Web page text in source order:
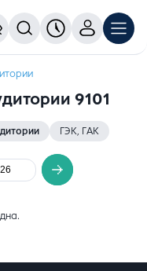
9101
ГЭК, ГАК